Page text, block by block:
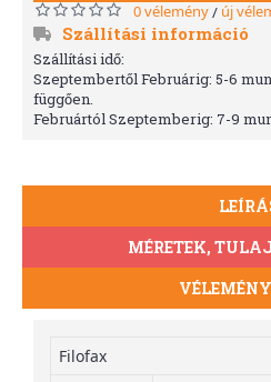
0 vélemény/ új
Szállítási információ
Szállítási idő:
Szeptembertől Februárig: 5-6
függően.
Februártól Szeptemberig: 7-9
MÉRETEK,
Filofax